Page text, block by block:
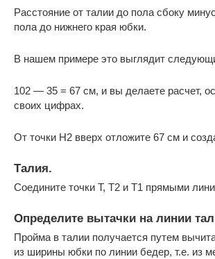
Расстояние от талии до пола сбоку
пола до нижнего края юбки.
В нашем примере это выглядит
102 — 35 = 67 см, и вы делаете расчет,
своих цифрах.
От точки H2 вверх отложите 67 см и
Талия.
Соедините точки T, T2 и T1 прямыми
Определите вытачки на линии
Пройма в талии получается путем
из ширины юбки по линии бедер, т.е. из